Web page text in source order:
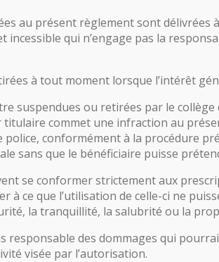
au présent règlement sont délivrées
incessible qui n’engage pas la
à tout moment lorsque l’intérêt
suspendues ou retirées par le
titulaire commet une infraction au
conformément à la procédure
sans que le bénéficiaire puisse
se conformer strictement aux
à ce que l’utilisation de celle-ci ne
la tranquillité, la salubrité ou la
responsable des dommages qui
visée par l’autorisation.